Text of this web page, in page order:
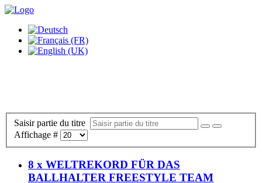
Saisir partie du titre
Affichage #
8 x WELTREKORD FÜR DAS
BALLHALTER FREESTYLE TEAM